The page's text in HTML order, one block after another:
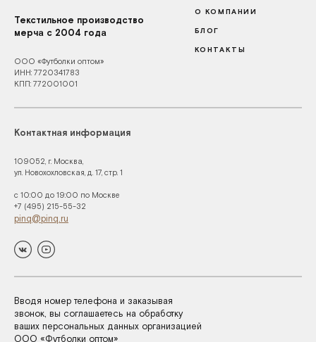
Текстильное производство
мерча с 2004 года
ООО «Футболки оптом»
ИНН: 7720341783
КПП: 772001001
О КОМПАНИИ
БЛОГ
КОНТАКТЫ
Контактная информация
109052, г. Москва,
ул. Новохохловская, д. 17, стр. 1
с 10:00 до 19:00 по Москве
+7 (495) 215-55-32
pinq@pinq.ru
Вводя номер телефона и заказывая
звонок, вы соглашаетесь на обработку
ваших персональных данных организацией
ООО «Футболки оптом»